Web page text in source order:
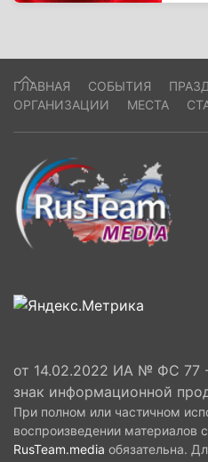
ГЛАВНАЯ СОБЫТИЯ
ОРГАНИЗАЦИИ
МЕСТА
от 14.02.2022 ИА № ФС 77
знак информационной
При полном или частичном
воспроизведении материалов
RusTeam.media обязательна.